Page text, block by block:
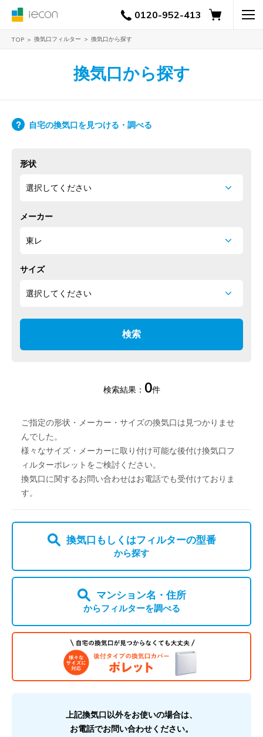
0120-952-413
TOP 換気口フィルター 換気口から探す
換気口から探す
自宅の換気口を見つける・調べる
形状
メーカー
サイズ
検索結果： 0件
ご指定の形状・メーカー・サイズの換気口は見つかりませ
んでした。
様々なサイズ・メーカーに取り付け可能な後付け換気口フ
ィルターポレットをご検討ください。
換気口に関するお問い合わせはお電話でも受付けておりま
す。
換気口もしくはフィルターの型番
から探す
マンション名・住所
からフィルターを調べる
上記換気口以外をお使いの場合は、
お電話でお問い合わせください。